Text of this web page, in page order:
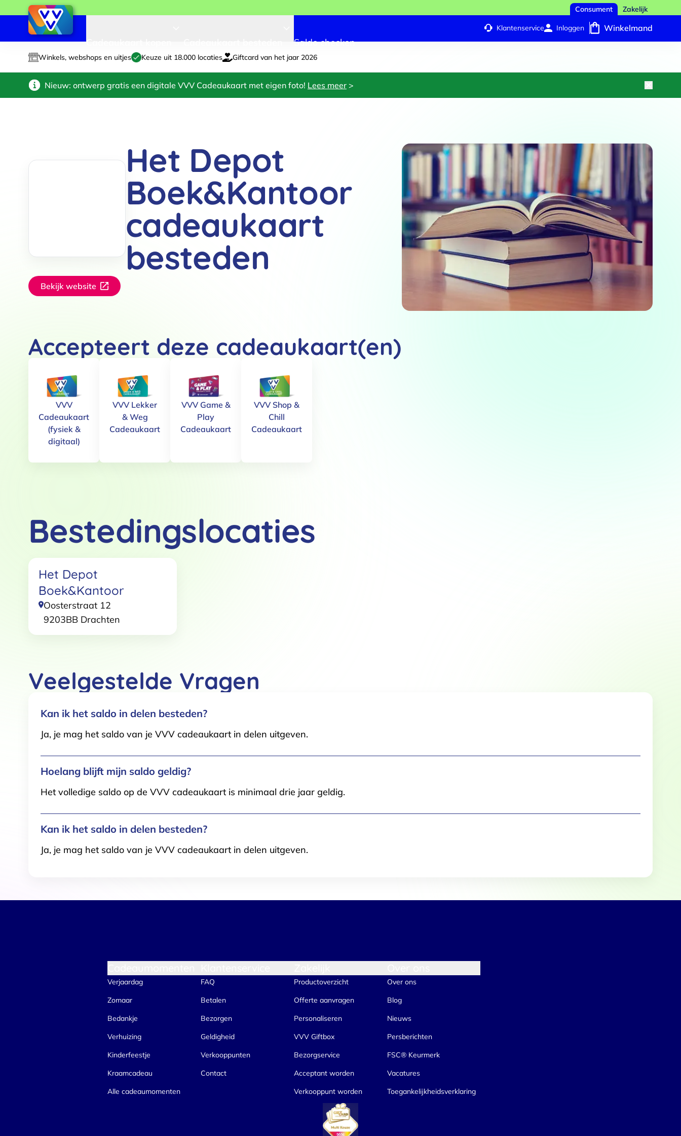
Toestemming
We gebruiken cookies om content en advertenties te personaliseren, om functies voor social media te bieden en om ons
Functioneel / Noodzakelijk
Consument Zakelijk
Saldo checken
Klantenservice Inloggen Winkelmand
Winkels, webshops en uitjes Keuze uit 18.000 locaties Giftcard van het jaar 2026
Nieuw: ontwerp gratis een digitale VVV Cadeaukaart met eigen foto! Lees meer >
Het Depot
Boek&Kantoor
cadeaukaart
besteden
Bekijk website
Accepteert deze cadeaukaart(en)
VVV
Cadeaukaart
(fysiek &
digitaal)
VVV Lekker
& Weg
Cadeaukaart
VVV Game &
Play
Cadeaukaart
VVV Shop &
Chill
Cadeaukaart
Bestedingslocaties
Het Depot
Boek&Kantoor
Oosterstraat 12
9203BB Drachten
Veelgestelde Vragen
Kan ik het saldo in delen besteden?
Ja, je mag het saldo van je VVV cadeaukaart in delen uitgeven.
Hoelang blijft mijn saldo geldig?
Het volledige saldo op de VVV cadeaukaart is minimaal drie jaar geldig.
Kan ik het saldo in delen besteden?
Ja, je mag het saldo van je VVV cadeaukaart in delen uitgeven.
Verjaardag
Zomaar
Bedankje
Verhuizing
Kinderfeestje
Kraamcadeau
Alle cadeaumomenten
FAQ
Betalen
Bezorgen
Geldigheid
Verkooppunten
Contact
Productoverzicht
Offerte aanvragen
Personaliseren
VVV Giftbox
Bezorgservice
Acceptant worden
Verkooppunt worden
Over ons
Blog
Nieuws
Persberichten
FSC® Keurmerk
Vacatures
Toegankelijkheidsverklaring